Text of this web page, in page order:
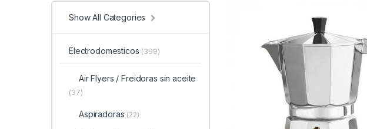
Show All Categories
Electrodomesticos (399)
Air Flyers / Freidoras sin aceite
(37)
Aspiradoras (22)